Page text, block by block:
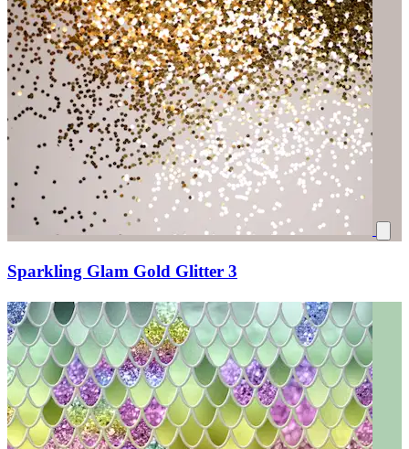
Sparkling Glam Gold Glitter 3